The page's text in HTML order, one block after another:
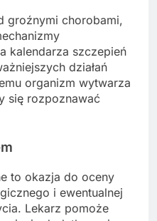
groźnymi chorobami,
kalendarza szczepień
działań
organizm wytwarza
się rozpoznawać
to okazja do oceny
i ewentualnej
Lekarz pomoże